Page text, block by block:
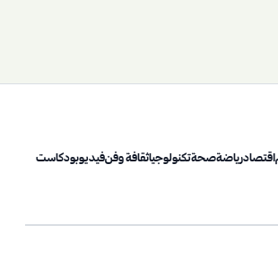
اقتصادرياضةصحةتكنولوجياثقافة وفنفيديوبودكاست